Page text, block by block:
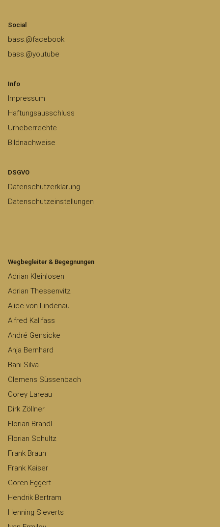
Social
bass.@facebook
bass.@youtube
Info
Impressum
Haftungsausschluss
Urheberrechte
Bildnachweise
DSGVO
Datenschutzerklärung
Datenschutzeinstellungen
Wegbegleiter & Begegnungen
Adrian Kleinlosen
Adrian Thessenvitz
Alice von Lindenau
Alfred Kallfass
André Gensicke
Anja Bernhard
Bani Silva
Clemens Süssenbach
Corey Lareau
Dirk Zöllner
Florian Brandl
Florian Schultz
Frank Braun
Frank Kaiser
Gören Eggert
Hendrik Bertram
Henning Sieverts